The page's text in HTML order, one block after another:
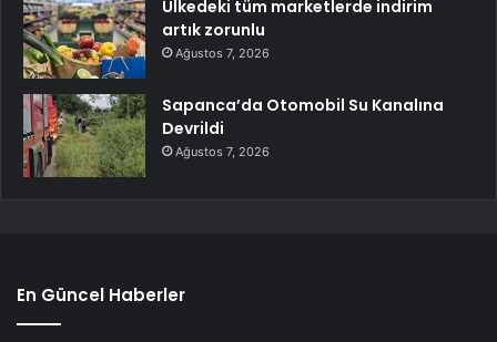
Ülkedeki tüm marketlerde indirim
artık zorunlu
Ağustos 7, 2026
Sapanca’da Otomobil Su Kanalına
Devrildi
Ağustos 7, 2026
En Güncel Haberler